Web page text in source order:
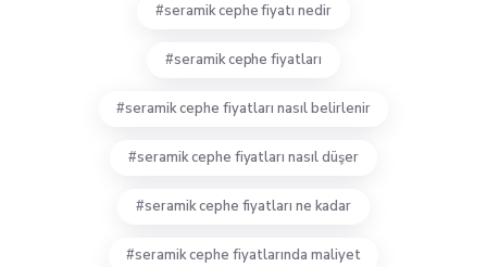
seramik cephe fiyatı nedir
seramik cephe fiyatları
seramik cephe fiyatları nasıl belirlenir
seramik cephe fiyatları nasıl düşer
seramik cephe fiyatları ne kadar
seramik cephe fiyatlarında maliyet